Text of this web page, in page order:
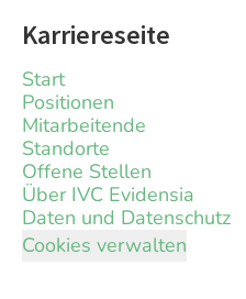
Karriereseite
Start
Positionen
Mitarbeitende
Standorte
Offene Stellen
Über IVC Evidensia
Daten und Datenschutz
Cookies verwalten